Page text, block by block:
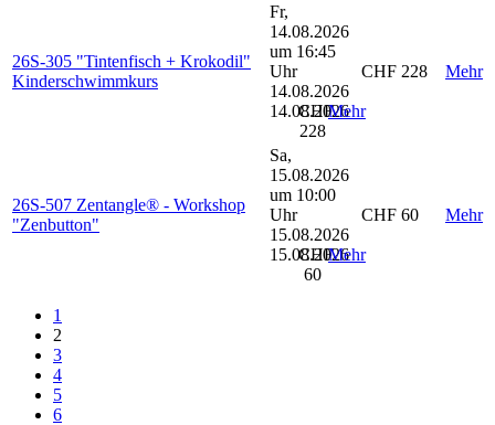
26S-305 "Tintenfisch + Krokodil"
Kinderschwimmkurs
Fr,
14.08.2026
um 16:45
Uhr
14.08.2026
14.08.2026
CHF
228
Mehr
CHF 228 Mehr
26S-507 Zentangle® - Workshop
"Zenbutton"
Sa,
15.08.2026
um 10:00
Uhr
15.08.2026
15.08.2026
CHF
60
Mehr
CHF 60 Mehr
1
2
3
4
5
6